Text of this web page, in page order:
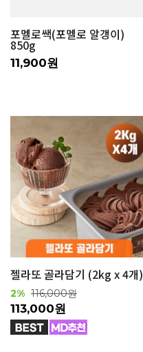
포멜로쌕(포멜로 알갱이)
850g
11,900원
젤라또 골라담기 (2kg x 4개)
2% 116,000원
113,000원